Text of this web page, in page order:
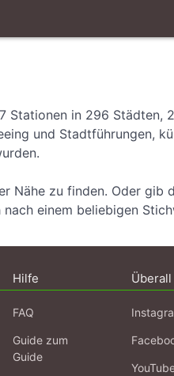
Stationen in 296 Städten,
und Stadtführungen,
Nähe zu finden. Oder gib
einem beliebigen
Hilfe
FAQ
Guide zum
Guide
Überall